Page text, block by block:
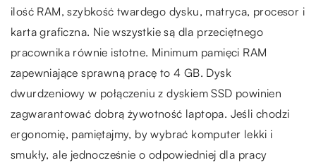
ilość RAM, szybkość twardego dysku, matryca, procesor i
karta graficzna. Nie wszystkie są dla przeciętnego
pracownika równie istotne. Minimum pamięci RAM
zapewniające sprawną pracę to 4 GB. Dysk
dwurdzeniowy w połączeniu z dyskiem SSD powinien
zagwarantować dobrą żywotność laptopa. Jeśli chodzi
ergonomię, pamiętajmy, by wybrać komputer lekki i
smukły, ale jednocześnie o odpowiedniej dla pracy